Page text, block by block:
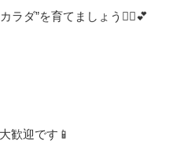
ラダ”を育てましょう🧘‍♀️💕
歓迎です📱